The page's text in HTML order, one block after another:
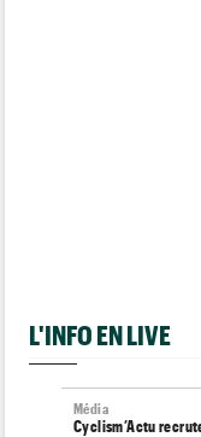
L'INFO EN LIVE
Média
Cyclism’Actu